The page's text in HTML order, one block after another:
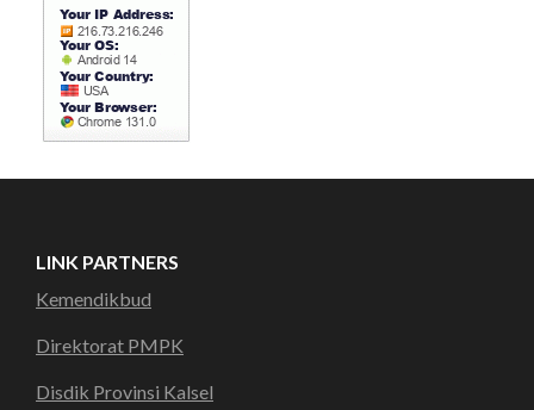
LINK PARTNERS
Kemendikbud
Direktorat PMPK
Disdik Provinsi Kalsel